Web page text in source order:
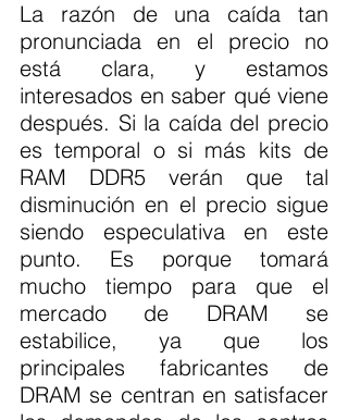
La razón de una caída tan
pronunciada en el precio no
está clara, y estamos
interesados en saber qué viene
después. Si la caída del precio
es temporal o si más kits de
RAM DDR5 verán que tal
disminución en el precio sigue
siendo especulativa en este
punto. Es porque tomará
mucho tiempo para que el
mercado de DRAM se
estabilice, ya que los
principales fabricantes de
DRAM se centran en satisfacer